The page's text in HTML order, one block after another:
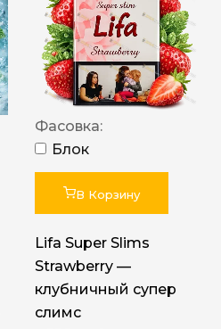
Фасовка:
Блок
В Корзину
Lifa Super Slims
Strawberry —
клубничный супер
слимс